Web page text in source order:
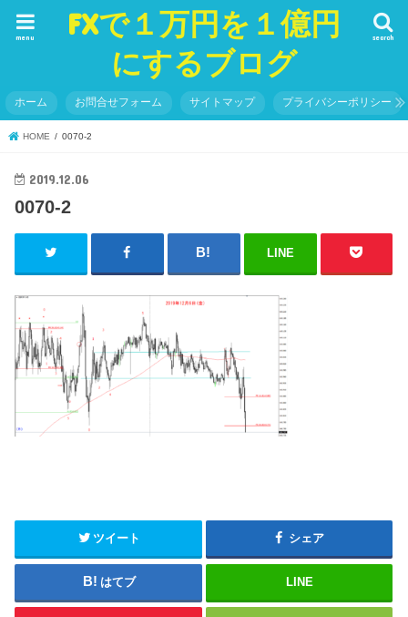
FXで１万円を１億円
にするブログ
search
menu
ホーム お問合せフォーム サイトマップ プライバシーポリシー
HOME 0070-2
2019.12.06
0070-2
LINE
ツイート シェア
はてブ LINE